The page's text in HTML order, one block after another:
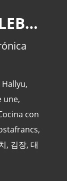
KIMCHI MAMÁ CELEBRÓ UN FESTIVAL DE KIMCHI Y SU TALLER NÚMERO 50
Hallyu,
une,
con
,
, 김장, 대